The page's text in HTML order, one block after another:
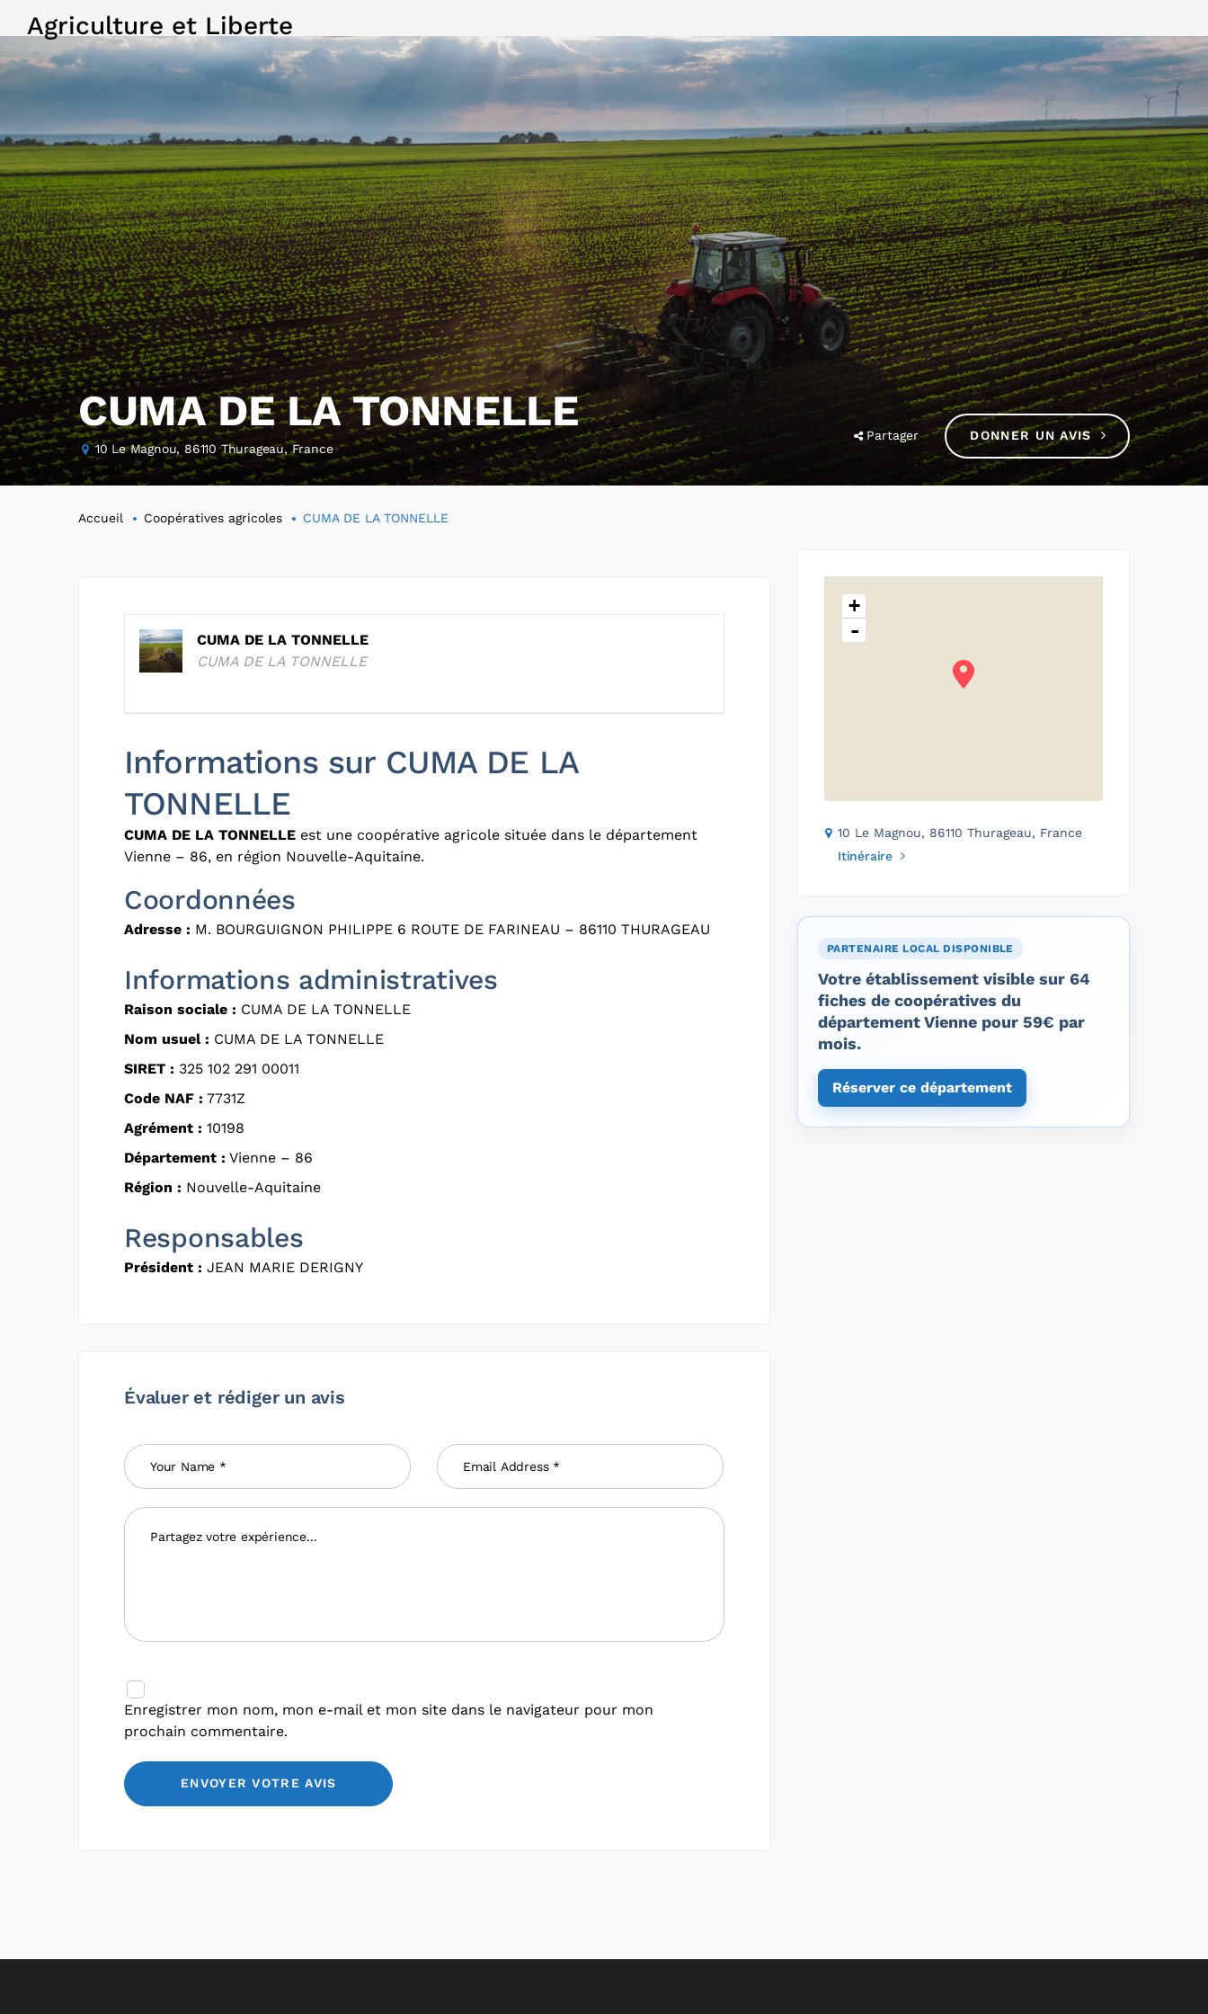
Agriculture et Liberte
CUMA DE LA TONNELLE
10 Le Magnou, 86110 Thurageau, France
Partager DONNER UN AVIS
Accueil Coopératives agricoles CUMA DE LA TONNELLE
CUMA DE LA TONNELLE
CUMA DE LA TONNELLE
Informations sur CUMA DE LA
TONNELLE
CUMA DE LA TONNELLE est une coopérative agricole située dans le département
Vienne – 86, en région Nouvelle-Aquitaine.
Coordonnées
Adresse : M. BOURGUIGNON PHILIPPE 6 ROUTE DE FARINEAU – 86110 THURAGEAU
Informations administratives
Raison sociale : CUMA DE LA TONNELLE
Nom usuel : CUMA DE LA TONNELLE
SIRET : 325 102 291 00011
Code NAF : 7731Z
Agrément : 10198
Département : Vienne – 86
Région : Nouvelle-Aquitaine
Responsables
Président : JEAN MARIE DERIGNY
Évaluer et rédiger un avis
Enregistrer mon nom, mon e-mail et mon site dans le navigateur pour mon
prochain commentaire.
+
-
10 Le Magnou, 86110 Thurageau, France
Itinéraire
PARTENAIRE LOCAL DISPONIBLE
Votre établissement visible sur 64
fiches de coopératives du
département Vienne pour 59€ par
mois.
Réserver ce département